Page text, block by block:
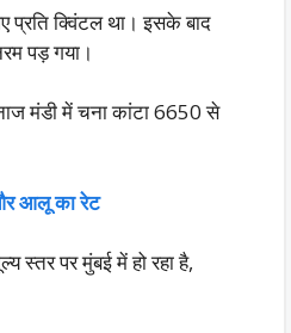
प्रति क्विंटल था। इसके बाद
पड़ गया।
मंडी में चना कांटा 6650 से
आलू का रेट
पर मुंबई में हो रहा है,